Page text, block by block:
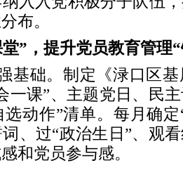
布。
”，提升党员教育管理
基础。制定《渌口区
一课”、主题党日、民
选动作”清单。每月确
、过“政治生日”、观
和党员参与感。